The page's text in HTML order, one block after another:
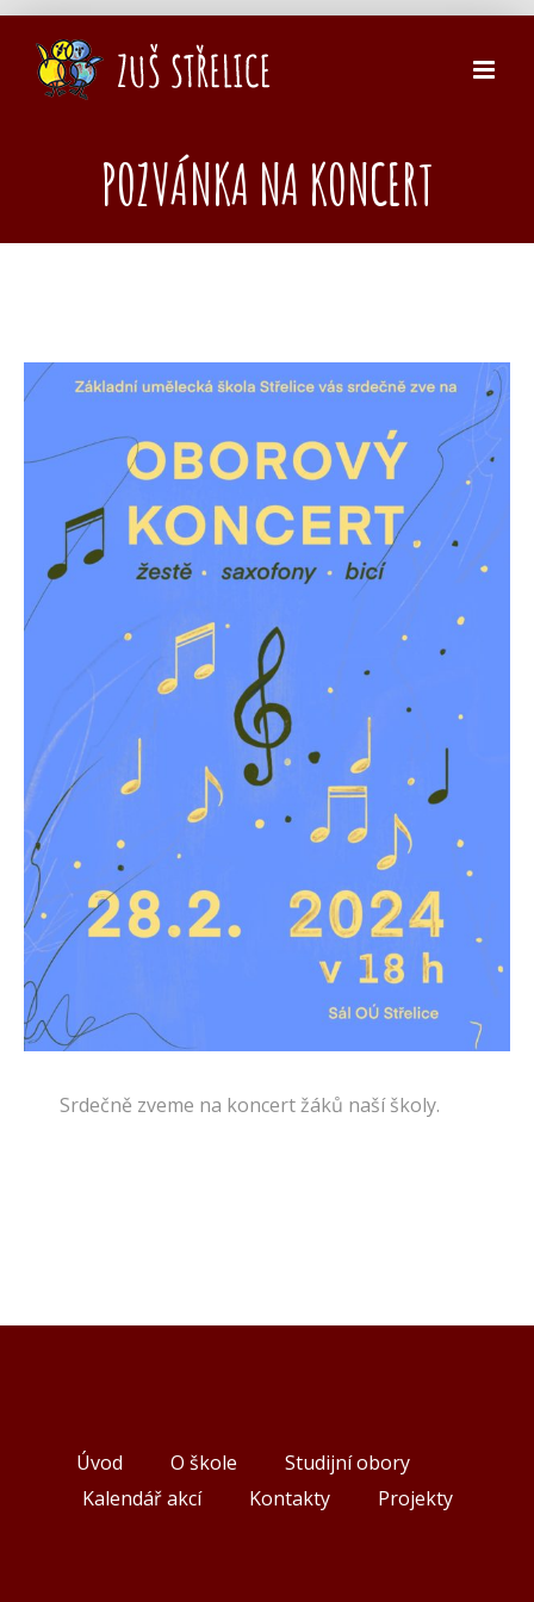
Přeskočit
obsah
POZVÁNKA NA KONCERT
Zobrazit
obrázek
Srdečně zveme na koncert žáků naší školy.
Úvod O škole
Studijní obory
Kalendář akcí
Kontakty Projekty